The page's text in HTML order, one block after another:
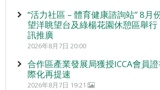
“活力社區 – 體育健康諮詢站” 8月
望洋眺望台及綠楊花園休憩區舉
訊推廣
2026年8月7日 20:00
合作區產業發展局獲授ICCA會員
際化再提速
2026年8月7日 19:21